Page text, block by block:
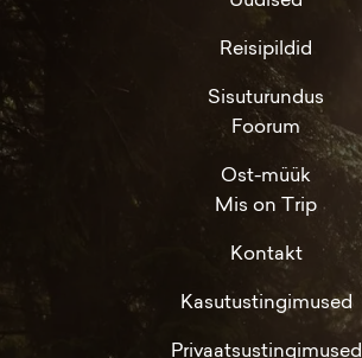
Reisipildid
Sisuturundus
Foorum
Ost-müük
Mis on Trip
Kontakt
Kasutustingimused
Privaatsustingimused